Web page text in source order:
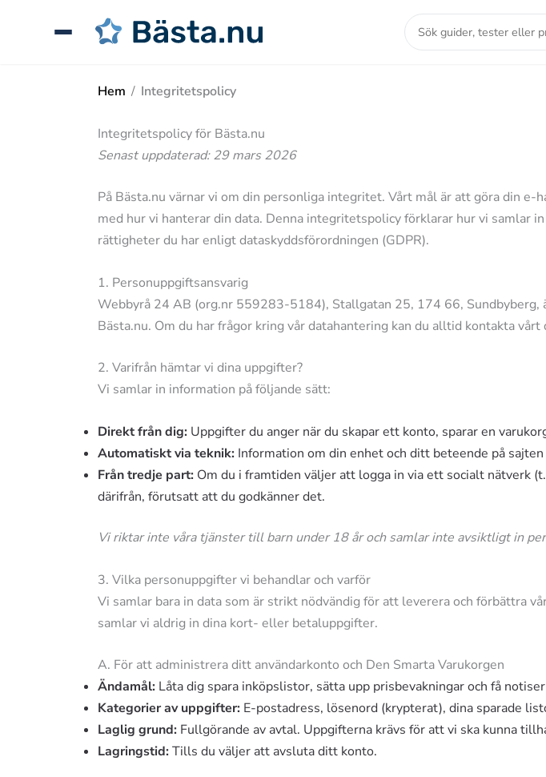
Sök
Hem / Integritetspolicy
Integritetspolicy för Bästa.nu
Senast uppdaterad: 29 mars 2026
På Bästa.nu värnar vi om din personliga integritet. Vårt mål är att göra din
med hur vi hanterar din data. Denna integritetspolicy förklarar hur vi samlar
rättigheter du har enligt dataskyddsförordningen (GDPR).
1. Personuppgiftsansvarig
Webbyrå 24 AB (org.nr 559283-5184), Stallgatan 25, 174 66, Sundbyberg,
Bästa.nu. Om du har frågor kring vår datahantering kan du alltid kontakta vårt
2. Varifrån hämtar vi dina uppgifter?
Vi samlar in information på följande sätt:
Direkt från dig: Uppgifter du anger när du skapar ett konto, sparar en
Automatiskt via teknik: Information om din enhet och ditt beteende på
Från tredje part: Om du i framtiden väljer att logga in via ett socialt nätverk
därifrån, förutsatt att du godkänner det.
Vi riktar inte våra tjänster till barn under 18 år och samlar inte avsiktligt in
3. Vilka personuppgifter vi behandlar och varför
Vi samlar bara in data som är strikt nödvändig för att leverera och förbättra
samlar vi aldrig in dina kort- eller betaluppgifter.
A. För att administrera ditt användarkonto och Den Smarta Varukorgen
Ändamål: Låta dig spara inköpslistor, sätta upp prisbevakningar och få
Kategorier av uppgifter: E-postadress, lösenord (krypterat), dina sparade
Laglig grund: Fullgörande av avtal. Uppgifterna krävs för att vi ska kunna
Lagringstid: Tills du väljer att avsluta ditt konto.